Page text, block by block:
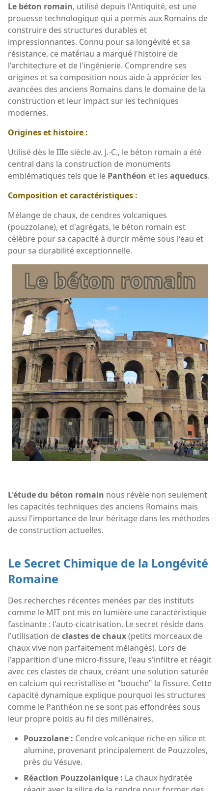
Le béton romain, utilisé depuis l'Antiquité, est une
prouesse technologique qui a permis aux Romains de
construire des structures durables et
impressionnantes. Connu pour sa longévité et sa
résistance, ce matériau a marqué l'histoire de
l'architecture et de l'ingénierie. Comprendre ses
origines et sa composition nous aide à apprécier les
avancées des anciens Romains dans le domaine de la
construction et leur impact sur les techniques
modernes.
Origines et histoire :
Utilisé dès le IIIe siècle av. J.-C., le béton romain a été
central dans la construction de monuments
emblématiques tels que le Panthéon et les aqueducs.
Composition et caractéristiques :
Mélange de chaux, de cendres volcaniques
(pouzzolane), et d'agrégats, le béton romain est
célèbre pour sa capacité à durcir même sous l'eau et
pour sa durabilité exceptionnelle.
L'étude du béton romain nous révèle non seulement
les capacités techniques des anciens Romains mais
aussi l'importance de leur héritage dans les méthodes
de construction actuelles.
Le Secret Chimique de la Longévité
Romaine
Des recherches récentes menées par des instituts
comme le MIT ont mis en lumière une caractéristique
fascinante : l'auto-cicatrisation. Le secret réside dans
l'utilisation declastes de chaux(petits morceaux de
chaux vive non parfaitement mélangés). Lors de
l'apparition d'une micro-fissure, l'eau s'infiltre et réagit
avec ces clastes de chaux, créant une solution saturée
en calcium qui recristallise et "bouche" la fissure. Cette
capacité dynamique explique pourquoi les structures
comme le Panthéon ne se sont pas effondrées sous
leur propre poids au fil des millénaires.
Pouzzolane : Cendre volcanique riche en silice et
alumine, provenant principalement de Pouzzoles,
près du Vésuve.
Réaction Pouzzolanique : La chaux hydratée